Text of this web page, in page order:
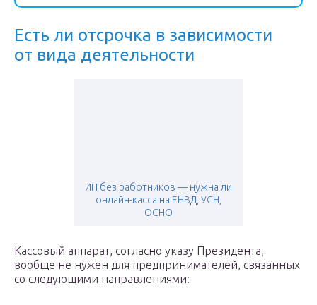
Есть ли отсрочка в зависимости
от вида деятельности
ИП без работников — нужна ли
онлайн-касса на ЕНВД, УСН,
ОСНО
Кассовый аппарат, согласно указу Президента,
вообще не нужен для предпринимателей, связанных
со следующими направлениями: